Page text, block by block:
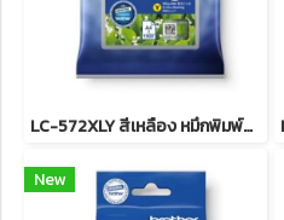
LC-572XLY สีเหลือง หมึกพิมพ์อิงค์เจ็ทบราเดอร์ รับประกันศูนย์บริการของแท้แน่นอน, INK CATRIDGE 1,500Pgs for J3660,J3960
New